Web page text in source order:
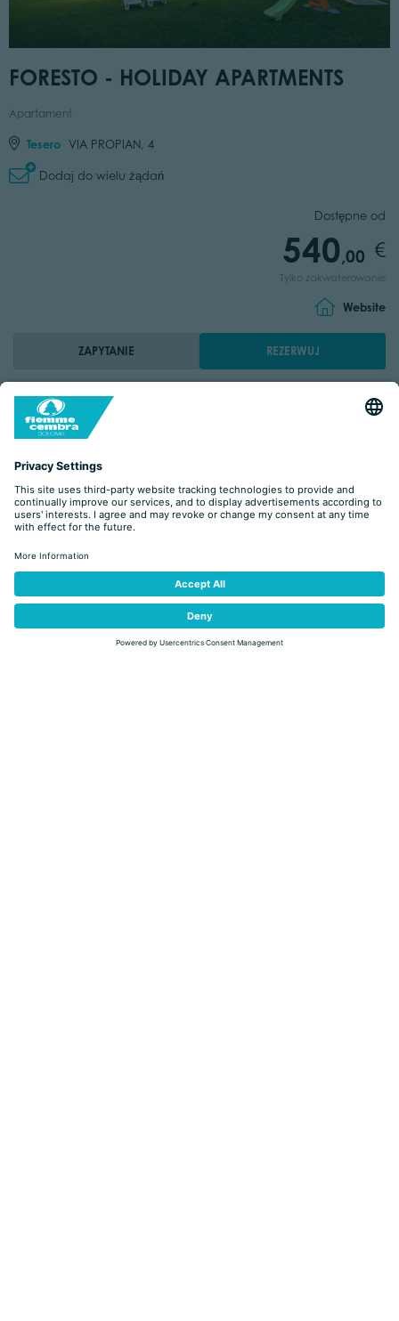
Dostępne od
540,00
Tylko zakwaterowanie
FORESTO - HOLIDAY APARTMENTS
Apartament
Tesero VIA PROPIAN, 4
Dodaj do wielu żądań
Website
ZAPYTANIE REZERWUJ